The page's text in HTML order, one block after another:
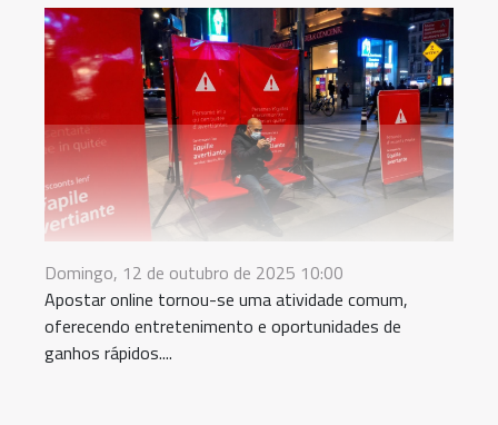
Domingo, 12 de outubro de 2025 10:00
Apostar online tornou-se uma atividade comum,
oferecendo entretenimento e oportunidades de
ganhos rápidos....